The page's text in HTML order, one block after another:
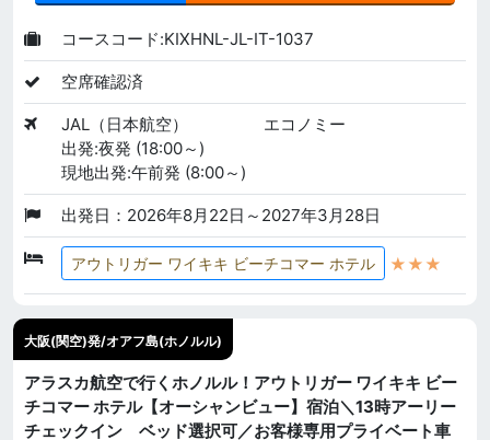
コースコード:KIXHNL-JL-IT-1037
空席確認済
JAL（日本航空）
エコノミー
出発:夜発 (18:00～)
現地出発:午前発 (8:00～)
出発日：2026年8月22日～2027年3月28日
アウトリガー ワイキキ ビーチコマー ホテル ★★★
大阪(関空)発/オアフ島(ホノルル)
アラスカ航空で行くホノルル！アウトリガー ワイキキ ビー
チコマー ホテル【オーシャンビュー】宿泊＼13時アーリー
チェックイン ベッド選択可／お客様専用プライベート車